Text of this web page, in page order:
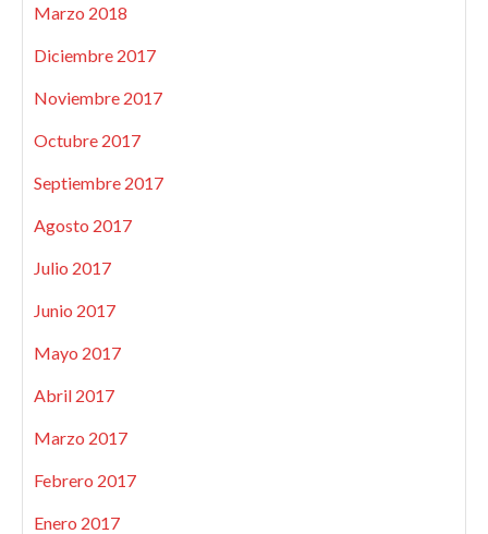
Marzo 2018
Diciembre 2017
Noviembre 2017
Octubre 2017
Septiembre 2017
Agosto 2017
Julio 2017
Junio 2017
Mayo 2017
Abril 2017
Marzo 2017
Febrero 2017
Enero 2017